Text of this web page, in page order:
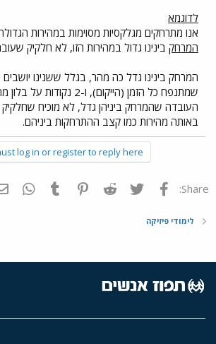
לדוגמא
אנו מתרחקים מגלקסיות מסוימות במהירות
המרחק בינינו גדול במהירות הזו, לא חלקיק
המרחק בינינו גדל כה מהר, בגלל ששנינו
שמתנפח כל הזמן (הייקום), ו-2 נקודות על בלון מתנפח מתרחקות זו מזו.
העובדה שהמרחק ביניהן גדל, לא מוכיח שחלקיק
באותה מהירות כמו קצב ההתרחקות ביניהם.
log in or register to reply here.
Share: פייסבוק Twitter
Reddit
Pinterest
Tumblr
לימודי פיזיקה